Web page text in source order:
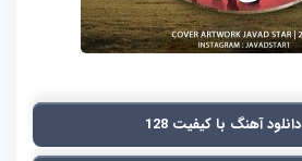
دانلود آهنگ با کیفیت 128